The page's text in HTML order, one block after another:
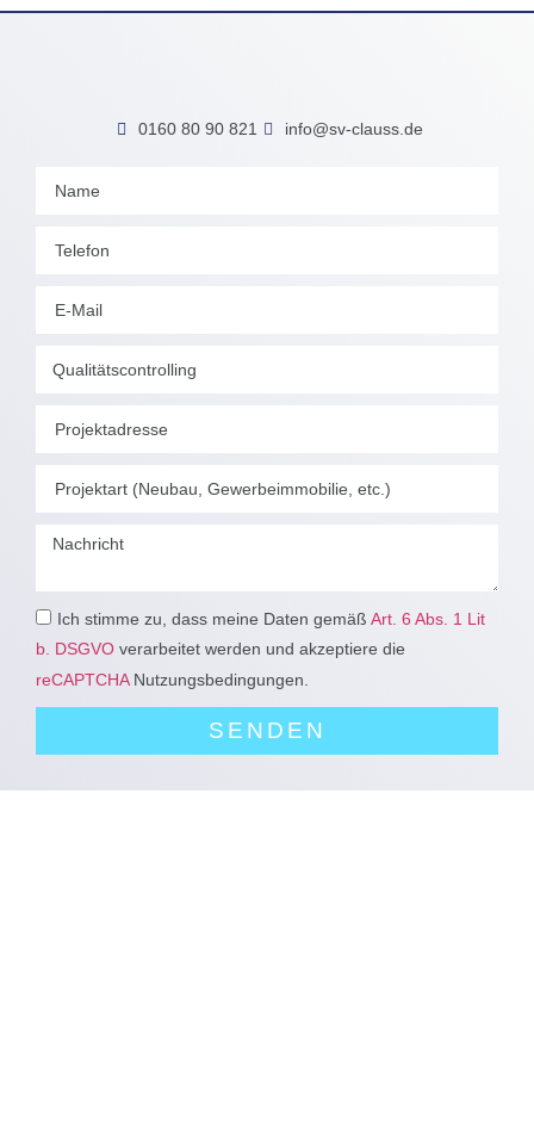
0160 80 90 821 info@sv-clauss.de
Ich stimme zu, dass meine Daten gemäß Art. 6 Abs. 1 Lit
b. DSGVO verarbeitet werden und akzeptiere die
reCAPTCHANutzungsbedingungen.
SENDEN